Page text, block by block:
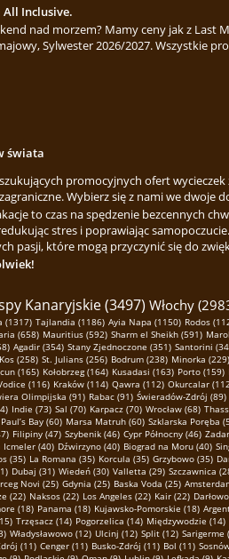
Inclusive.
nad morzem? Mamy ceny jak z
Sylwester 2026/2027. Wszystkie
świata
promocyjnych ofert
Wybierz się z nami we dwoje
to czas na spędzenie bezcennych
stres i poprawiając
pasji, które mogą przyczynić się do
Kanaryjskie (3497) Włochy
(1317) Tajlandia (1186) Ayia Napa (1150) Rodos
(658) Mauritius (592) Sharm el Sheikh (591)
Agadir (354) Stany Zjednoczone (351) Santorini
Kos (258) St. Julians (256) Bodrum (238) Minorka (229)
(165) Kołobrzeg (164) Kusadasi (163) Porto (159)
(116) Kraków (114) Qawra (112) Okurcalar
Olimpijska (91) Rabac (91) Świeradów-Zdrój (89)
Indie (73) Sal (70) Karpacz (70) Wrocław (68)
Bay (60) Marsa Matruh (60) Szklarska Poręba
Filipiny (47) Szybenik (46) Cypr Północny (46)
Icmeler (40) Dźwirzyno (40) Biograd na Moru (40)
(35) La Romana (35) Korcula (35) Grzybowo (35)
Dubaj (31) Wiedeń (30) Valletta (29) Szczawnica
Novi (25) Gdynia (25) Baska Voda (25)
(22) Naksos (22) Los Angeles (22) Kair (22)
(18) Panama (18) Kujawsko-Pomorskie (18)
Trzęsacz (14) Pogorzelica (14) Międzywodzie (14)
Władysławowo (12) Ulcinj (12) Split (12) Sarigerme
(11) Cenger (11) Busko-Zdrój (11) Bol (11)